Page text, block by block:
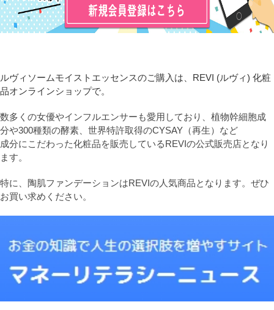
ルヴィソームモイストエッセンスのご購入は、REVI (ルヴィ) 化粧
品オンラインショップで。
数多くの女優やインフルエンサーも愛用しており、植物幹細胞成
分や300種類の酵素、世界特許取得のCYSAY（再生）など
成分にこだわった化粧品を販売しているREVIの公式販売店となり
ます。
特に、陶肌ファンデーションはREVIの人気商品となります。ぜひ
お買い求めください。